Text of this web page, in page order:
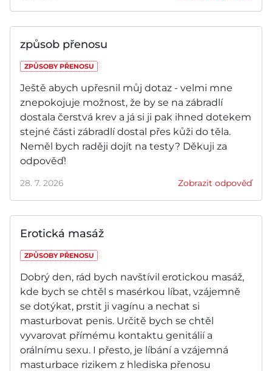
způsob přenosu
ZPŮSOBY PŘENOSU
Ještě abych upřesnil můj dotaz - velmi mne
znepokojuje možnost, že by se na zábradlí
dostala čerstvá krev a já si ji pak ihned dotekem
stejné části zábradlí dostal přes kůži do těla.
Neměl bych raději dojít na testy? Děkuji za
odpověď!
28. 7. 2026 Zobrazit odpověď
Erotická masáž
ZPŮSOBY PŘENOSU
Dobrý den, rád bych navštívil erotickou masáž,
kde bych se chtěl s masérkou líbat, vzájemně
se dotýkat, prstit ji vagínu a nechat si
masturbovat penis. Určitě bych se chtěl
vyvarovat přímému kontaktu genitálií a
orálnímu sexu. I přesto, je líbání a vzájemná
masturbace rizikem z hlediska přenosu